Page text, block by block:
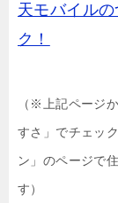
天モバイル
ク！
（※上記ページ
すさ」でチェッ
ン」のページで
す）